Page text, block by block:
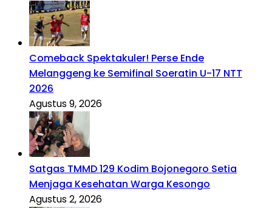
Comeback Spektakuler! Perse Ende
Melanggeng ke Semifinal Soeratin U-17 NTT
2026
Agustus 9, 2026
Satgas TMMD 129 Kodim Bojonegoro Setia
Menjaga Kesehatan Warga Kesongo
Agustus 2, 2026